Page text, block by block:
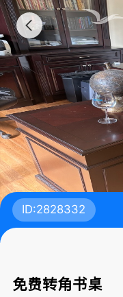
ID:2828332
免费转角书桌